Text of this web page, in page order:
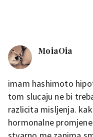
MoiaOia
imam hashimoto
tom slucaju ne bi
razlicita misljenja.
hormonalne